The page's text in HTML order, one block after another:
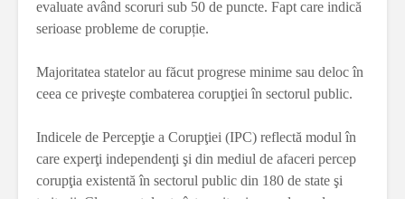
evaluate având scoruri sub 50 de puncte. Fapt care indică
serioase probleme de corupție.
Majoritatea statelor au făcut progrese minime sau deloc în
ceea ce priveşte combaterea corupţiei în sectorul public.
Indicele de Percepţie a Corupţiei (IPC) reflectă modul în
care experţi independenţi şi din mediul de afaceri percep
corupţia existentă în sectorul public din 180 de state şi